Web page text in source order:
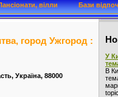
У
В
город Ужгород :
Україна, 88000
вілли Бази